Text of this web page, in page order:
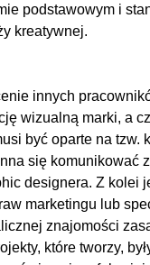
podstawowym i
kreatywnej.
innych
wizualną marki, a
być oparte na tzw.
się komunikować
designera. Z kolei
marketingu lub
znajomości
które tworzy,